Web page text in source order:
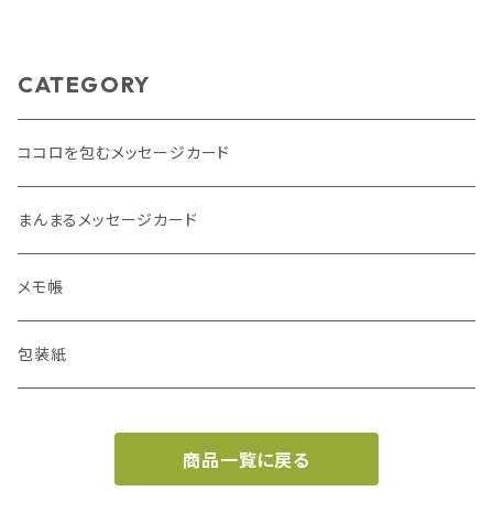
CATEGORY
ココロを包むメッセージカード
まんまるメッセージカード
メモ帳
包装紙
商品一覧に戻る